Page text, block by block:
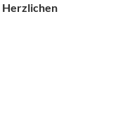
Herzlichen